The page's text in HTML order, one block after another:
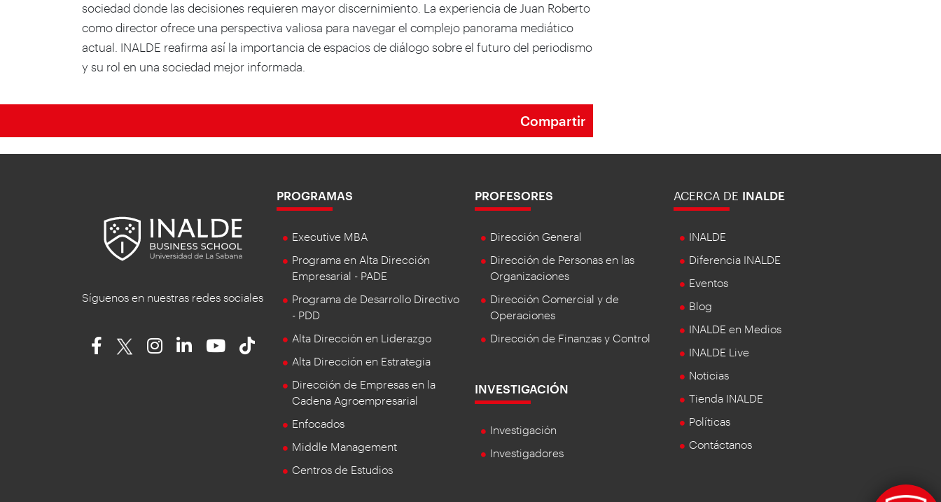
sociedad donde las decisiones requieren mayor discernimiento. La experiencia de Juan Roberto
como director ofrece una perspectiva valiosa para navegar el complejo panorama mediático
actual. INALDE reafirma así la importancia de espacios de diálogo sobre el futuro del periodismo
y su rol en una sociedad mejor informada.
Compartir
Síguenos en nuestras redes sociales
PROGRAMAS
Executive MBA
Programa en Alta Dirección
Empresarial - PADE
Programa de Desarrollo Directivo
- PDD
Alta Dirección en Liderazgo
Alta Dirección en Estrategia
Dirección de Empresas en la
Cadena Agroempresarial
Enfocados
Middle Management
Centros de Estudios
PROFESORES
Dirección General
Dirección de Personas en las
Organizaciones
Dirección Comercial y de
Operaciones
Dirección de Finanzas y Control
INVESTIGACIÓN
Investigación
Investigadores
ACERCA DE INALDE
INALDE
Diferencia INALDE
Eventos
Blog
INALDE en Medios
INALDE Live
Noticias
Tienda INALDE
Políticas
Contáctanos